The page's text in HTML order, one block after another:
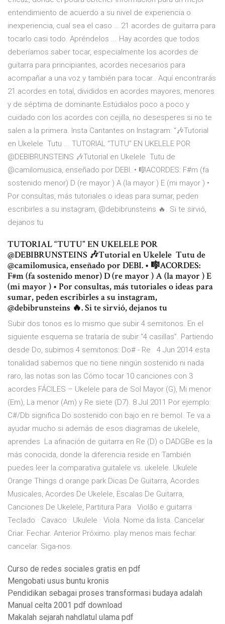
entendimiento de acuerdo a su nivel de experiencia o
inexperiencia, cual sea el caso … 21 acordes de guitarra para
tocarlo casi todo. Apréndelos ... Hay acordes que todos
deberíamos saber tocar, especialmente los acordes de
guitarra para principiantes, acordes necesarios para
acompañar a una voz y también para tocar.. Aquí encontrarás
21 acordes en total, divididos en acordes mayores, menores
y de séptima de dominante.Estúdialos poco a poco y
cuidado con los acordes con cejilla, no desesperes si no te
salen a la primera. Insta Cantantes on Instagram: “🎶Tutorial
en Ukelele ️ Tutu ... TUTORIAL “TUTU” EN UKELELE POR
@DEBIBRUNSTEINS 🎶Tutorial en Ukelele ️ Tutu de
@camilomusica, enseñado por DEBI. • 🎼ACORDES: F#m (fa
sostenido menor) D (re mayor ) A (la mayor ) E (mi mayor ) •
Por consultas, más tutoriales o ideas para sumar, peden
escribirles a su instagram, @debibrunsteins 🔥. Si te sirvió,
dejanos tu
TUTORIAL “TUTU” EN UKELELE POR
@DEBIBRUNSTEINS 🎶Tutorial en Ukelele ️ Tutu de
@camilomusica, enseñado por DEBI. • 🎼ACORDES:
F#m (fa sostenido menor) D (re mayor ) A (la mayor ) E
(mi mayor ) • Por consultas, más tutoriales o ideas para
sumar, peden escribirles a su instagram,
@debibrunsteins 🔥. Si te sirvió, dejanos tu
Subir dos tonos es lo mismo que subir 4 semitonos. En el
siguiente esquema se trataría de subir “4 casillas”. Partiendo
desde Do, subimos 4 semitonos: Do# - Re 4 Jun 2014 esta
tonalidad sabemos que no tiene ningún sostenido ni nada
raro, las notas son las Cómo tocar 10 canciones con 3
acordes FÁCILES – Ukelele para de Sol Mayor (G), Mi menor
(Em), La menor (Am) y Re siete (D7). 8 Jul 2011 Por ejemplo:
C#/Db significa Do sostenido con bajo en re bemol. Te va a
ayudar mucho si además de esos diagramas de ukelele,
aprendes La afinación de guitarra en Re (D) o DADGBe es la
más conocida, donde la diferencia reside en También
puedes leer la comparativa guitalele vs. ukelele. Ukulele
Orange Things d orange park Dicas De Guitarra, Acordes
Musicales, Acordes De Ukelele, Escalas De Guitarra,
Canciones De Ukelele, Partitura Para Violão e guitarra ·
Teclado · Cavaco · Ukulele · Viola. Nome da lista. Cancelar
Criar. Fechar. Anterior Próximo. play menos mais fechar.
cancelar. Siga-nos.
Curso de redes sociales gratis en pdf
Mengobati usus buntu kronis
Pendidikan sebagai proses transformasi budaya adalah
Manual celta 2001 pdf download
Makalah sejarah nahdlatul ulama pdf